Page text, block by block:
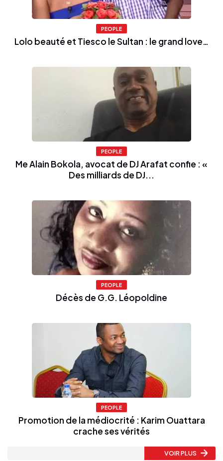
PEOPLE
Lolo beauté et Tiesco le Sultan : le grand love…
PEOPLE
Me Alain Bokola, avocat de DJ Arafat confie : «
Des milliards de DJ...
PEOPLE
Décès de G.G. Léopoldine
PEOPLE
Promotion de la médiocrité : Karim Ouattara
crache ses vérités
VOIR PLUS